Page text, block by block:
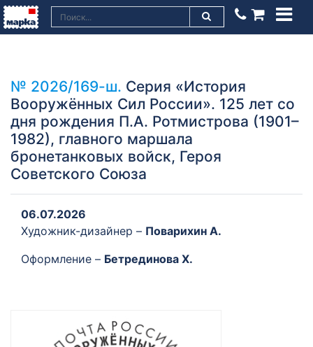
№ 2026/169-ш. Серия «История
Вооружённых Сил России». 125 лет со
дня рождения П.А. Ротмистрова (1901–
1982), главного маршала
бронетанковых войск, Героя
Советского Союза
06.07.2026
Художник-дизайнер – Поварихин А.
Оформление – Бетрединова Х.